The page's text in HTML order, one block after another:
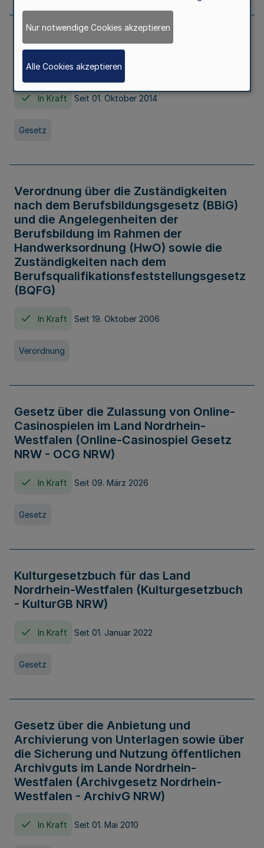
Gesetz über die Hochschulen des Landes
Nordrhein-Westfalen (Hochschulgesetz -
HG)
In Kraft Seit 01. Oktober 2014
Gesetz
Verordnung über die Zuständigkeiten
nach dem Berufsbildungsgesetz (BBiG)
und die Angelegenheiten der
Berufsbildung im Rahmen der
Handwerksordnung (HwO) sowie die
Zuständigkeiten nach dem
Berufsqualifikationsfeststellungsgesetz
(BQFG)
In Kraft Seit 19. Oktober 2006
Verordnung
Gesetz über die Zulassung von Online-
Casinospielen im Land Nordrhein-
Westfalen (Online-Casinospiel Gesetz
NRW - OCG NRW)
In Kraft Seit 09. März 2026
Gesetz
Kulturgesetzbuch für das Land
Nordrhein-Westfalen (Kulturgesetzbuch
- KulturGB NRW)
In Kraft Seit 01. Januar 2022
Gesetz
Gesetz über die Anbietung und
Archivierung von Unterlagen sowie über
die Sicherung und Nutzung öffentlichen
Archivguts im Lande Nordrhein-
Westfalen (Archivgesetz Nordrhein-
Westfalen - ArchivG NRW)
In Kraft Seit 01. Mai 2010
Nur notwendige Cookies akzeptieren
Alle Cookies akzeptieren